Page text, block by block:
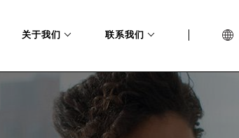
关于我们 联系我们